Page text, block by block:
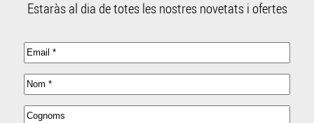
Estaràs al dia de totes les nostres novetats i ofertes